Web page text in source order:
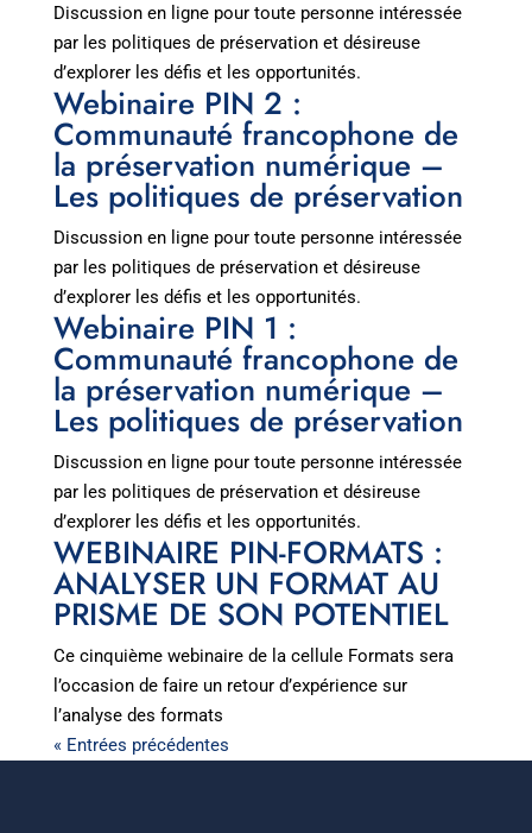
Discussion en ligne pour toute personne intéressée
par les politiques de préservation et désireuse
d’explorer les défis et les opportunités.
Webinaire PIN 2 :
Communauté francophone de
la préservation numérique –
Les politiques de préservation
Discussion en ligne pour toute personne intéressée
par les politiques de préservation et désireuse
d’explorer les défis et les opportunités.
Webinaire PIN 1 :
Communauté francophone de
la préservation numérique –
Les politiques de préservation
Discussion en ligne pour toute personne intéressée
par les politiques de préservation et désireuse
d’explorer les défis et les opportunités.
WEBINAIRE PIN-FORMATS :
ANALYSER UN FORMAT AU
PRISME DE SON POTENTIEL
Ce cinquième webinaire de la cellule Formats sera
l’occasion de faire un retour d’expérience sur
l’analyse des formats
« Entrées précédentes